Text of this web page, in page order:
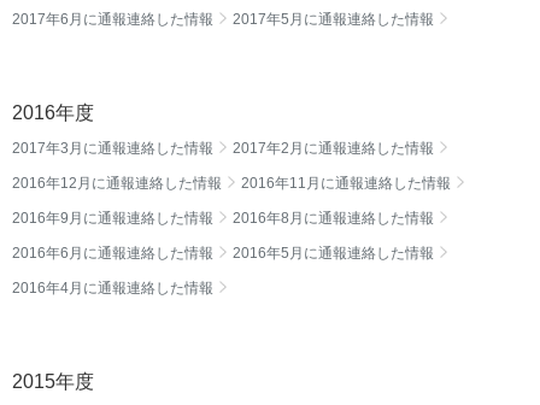
2017年6月に通報連絡した情報 2017年5月に通報連絡した情報
2016年度
2017年3月に通報連絡した情報 2017年2月に通報連絡した情報
2016年12月に通報連絡した情報 2016年11月に通報連絡した情報
2016年9月に通報連絡した情報 2016年8月に通報連絡した情報
2016年6月に通報連絡した情報 2016年5月に通報連絡した情報
2016年4月に通報連絡した情報
2015年度